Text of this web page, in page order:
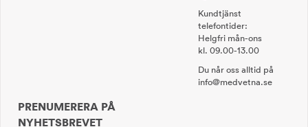
Kundtjänst
telefontider:
Helgfri mån-ons
kl. 09.00-13.00
Du når oss alltid på
info@medvetna.se
PRENUMERERA PÅ
NYHETSBREVET